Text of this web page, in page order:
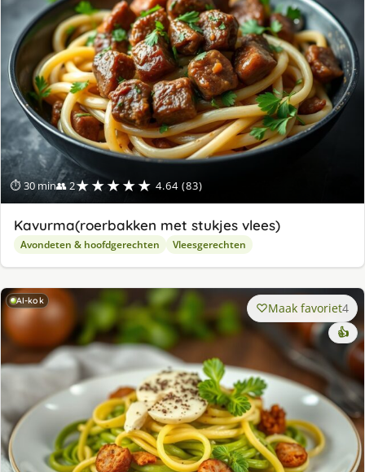
⏱ 30 min👥 2★★★★★ 4.64 (83)
Kavurma(roerbakken met stukjes vlees)
Avondeten & hoofdgerechten Vleesgerechten
AI-kok Maak favoriet4
👍